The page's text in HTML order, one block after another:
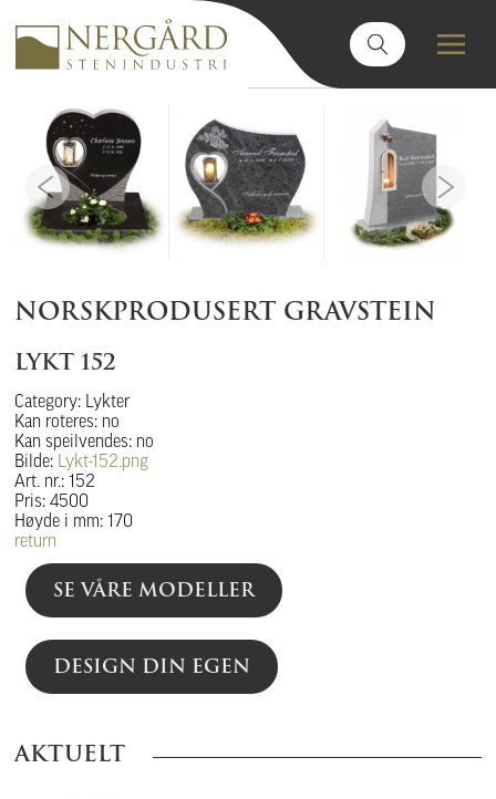
NORSKPRODUSERT GRAVSTEIN
LYKT 152
Category: Lykter
Kan roteres: no
Kan speilvendes: no
Bilde: Lykt-152.png
Art. nr.: 152
Pris: 4500
Høyde i mm: 170
return
SE VÅRE MODELLER
DESIGN DIN EGEN
AKTUELT